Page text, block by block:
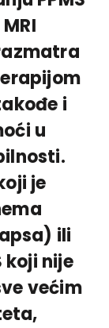
i
u
je
ili
koji nije
većim